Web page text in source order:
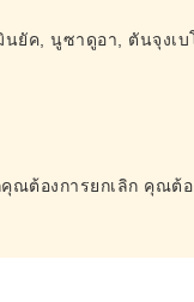
นยัค, นูซาดูอา, ตันจุงเ
ณต้องการยกเลิก คุณต้